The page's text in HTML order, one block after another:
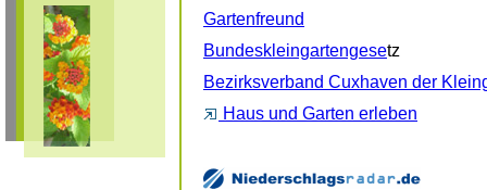
Gartenfreund
Bundeskleingartengesetz
Bezirksverband Cuxhaven der
Haus und Garten erleben